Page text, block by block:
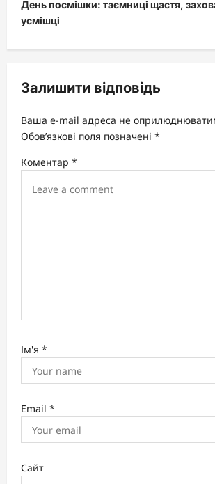
n
a
v
g
a
t
i
День посмішки: таємниці щастя,
усмішці
Залишити відповідь
Ваша e-mail адреса не
Обов’язкові поля позначені *
Коментар *
Ім'я *
Email *
Сайт